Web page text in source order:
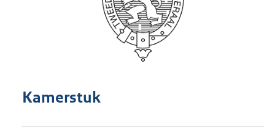
Kamerstuk